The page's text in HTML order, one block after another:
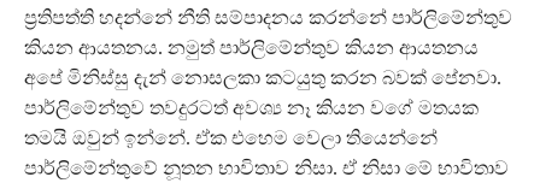
ප‍්‍රතිපත්ති හදන්නේ නීති සම්පාදනය කරන්නේ පාර්ලිමේන්තුව
කියන ආයතනය. නමුත් පාර්ලිමේන්තුව කියන ආයතනය
අපේ මිනිස්සු දැන් නොසලකා කටයුතු කරන බවක් පේනවා.
පාර්ලිමේන්තුව තවදුරටත් අවශ්‍ය නෑ කියන වගේ මතයක
තමයි ඔවුන් ඉන්නේ. ඒක එහෙම වෙලා තියෙන්නේ
පාර්ලිමේන්තුවේ නූතන භාවිතාව නිසා. ඒ නිසා මේ භාවිතාව